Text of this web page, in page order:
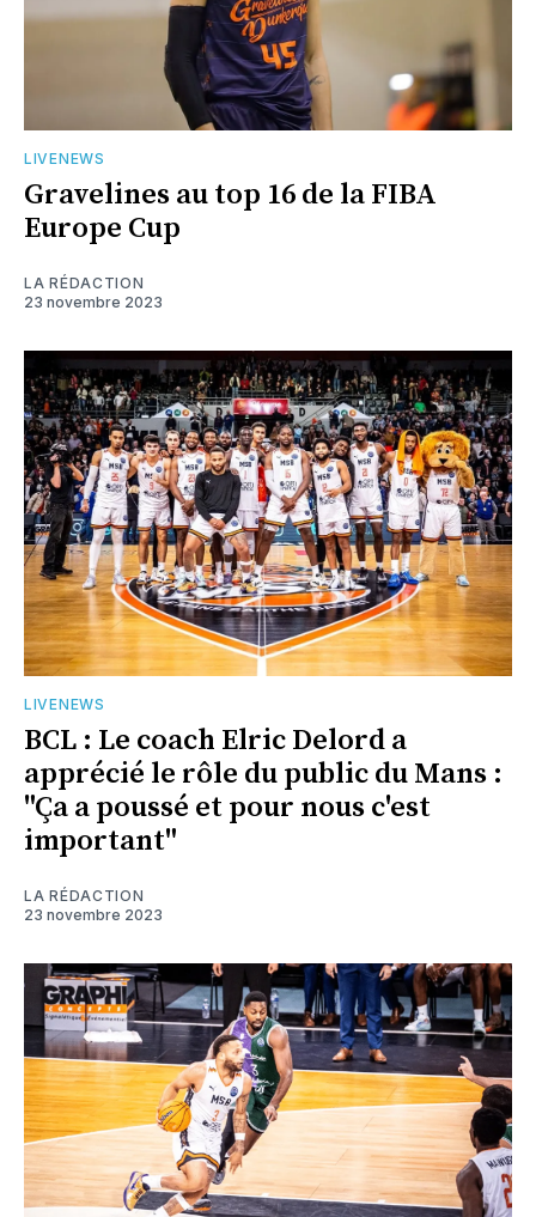
LIVENEWS
Gravelines au top 16 de la FIBA
Europe Cup
LA RÉDACTION
23 novembre 2023
LIVENEWS
BCL : Le coach Elric Delord a
apprécié le rôle du public du Mans :
"Ça a poussé et pour nous c'est
important"
LA RÉDACTION
23 novembre 2023